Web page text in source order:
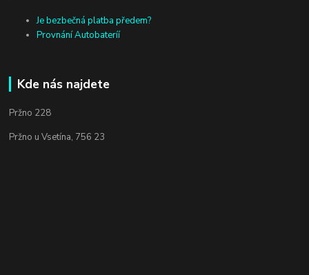
Je bezbečná platba předem?
Provnání Autobateríí
Kde nás najdete
Pržno 228
Pržno u Vsetína, 756 23